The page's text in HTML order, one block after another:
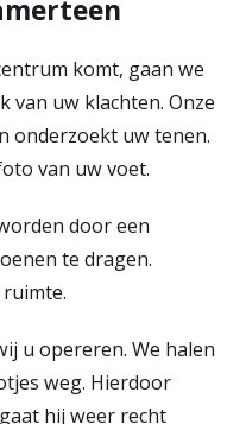
komt, gaan we
van uw klachten. Onze
onderzoekt uw tenen.
van uw voet.
door een
te dragen.
u opereren. We halen
weg. Hierdoor
hij weer recht